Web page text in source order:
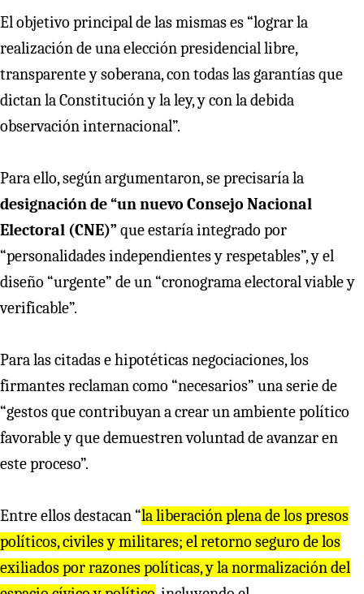
El objetivo principal de las mismas es “lograr la
realización de una elección presidencial libre,
transparente y soberana, con todas las garantías que
dictan la Constitución y la ley, y con la debida
observación internacional”.
Para ello, según argumentaron, se precisaría la
designación de “un nuevo Consejo Nacional
Electoral (CNE)” que estaría integrado por
“personalidades independientes y respetables”, y el
diseño “urgente” de un “cronograma electoral viable y
verificable”.
Para las citadas e hipotéticas negociaciones, los
firmantes reclaman como “necesarios” una serie de
“gestos que contribuyan a crear un ambiente político
favorable y que demuestren voluntad de avanzar en
este proceso”.
Entre ellos destacan “la liberación plena de los presos
políticos, civiles y militares; el retorno seguro de los
exiliados por razones políticas, y la normalización del